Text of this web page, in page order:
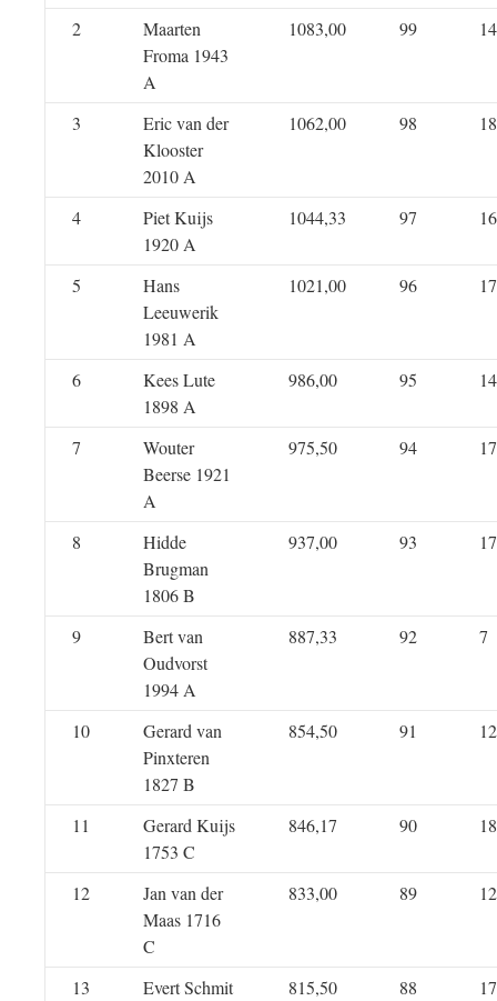
2
Maarten
Froma 1943
A
1083,00 99 14
3
Eric van der
Klooster
2010 A
1062,00 98 18
4
Piet Kuijs
1920 A
1044,33 97 16
5
Hans
Leeuwerik
1981 A
1021,00 96 17
6
Kees Lute
1898 A
986,00 95 14
7
Wouter
Beerse 1921
A
975,50 94 17
8
Hidde
Brugman
1806 B
937,00 93 17
9
Bert van
Oudvorst
1994 A
887,33 92 7
10
Gerard van
Pinxteren
1827 B
854,50 91 12
11
Gerard Kuijs
1753 C
846,17 90 18
12
Jan van der
Maas 1716
C
833,00 89 12
13
Evert Schmit
815,50 88 17